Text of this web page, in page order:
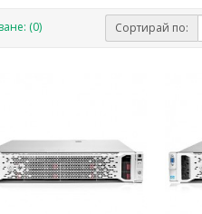
(0) Сортирай по: